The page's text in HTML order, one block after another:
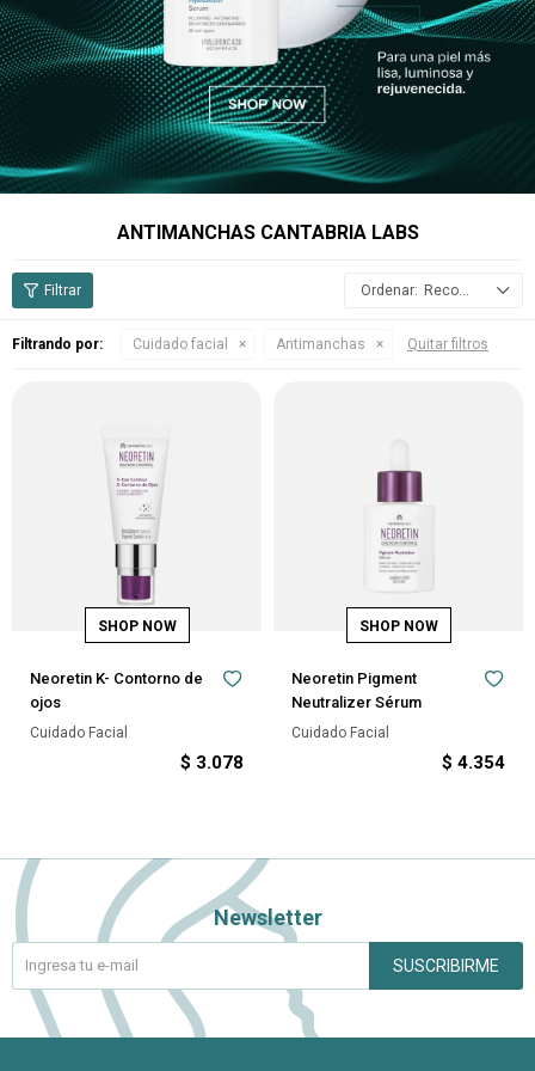
ANTIMANCHAS CANTABRIA LABS
Recomendados
Filtrando por: Cuidado facial Antimanchas Quitar filtros
Neoretin K- Contorno de
ojos
Cuidado Facial
$ 3.078
Neoretin Pigment
Neutralizer Sérum
Cuidado Facial
$ 4.354
Newsletter
SUSCRIBIRME